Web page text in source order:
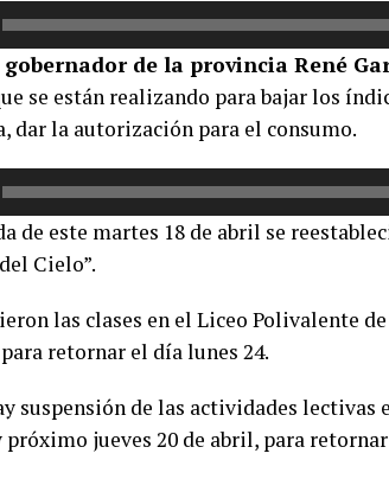
gobernador de la provincia René
se están realizando para bajar los
dar la autorización para el consumo.
de este martes 18 de abril se
Cielo”.
las clases en el Liceo Polivalente
retornar el día lunes 24.
suspensión de las actividades lectivas
próximo jueves 20 de abril, para